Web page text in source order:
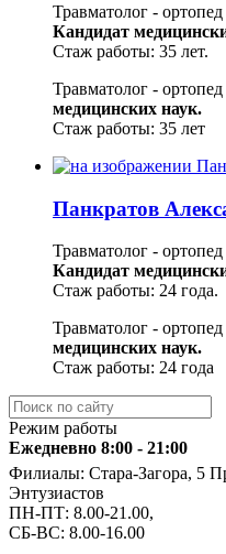
Травматолог -
Кандидат
Стаж работы: 35 лет.
Травматолог -
медицинских наук.
Стаж работы: 35 лет
Панкратов
Травматолог -
Кандидат
Стаж работы: 24 года.
Травматолог -
медицинских наук.
Стаж работы: 24 года
Режим работы
Ежедневно 8:00 - 21:00
Филиалы: Стара-Загора, 5
Энтузиастов
ПН-ПТ: 8.00-21.00,
СБ-ВС: 8.00-16.00